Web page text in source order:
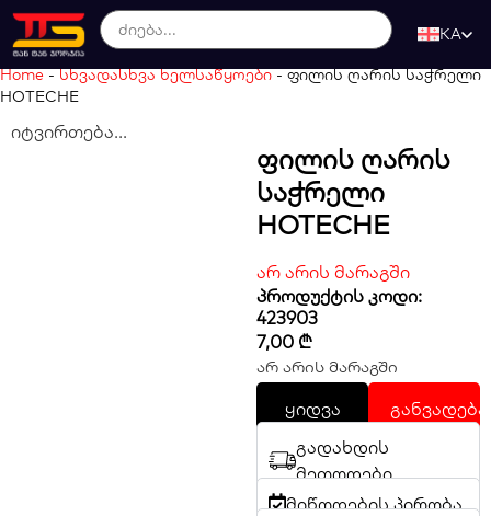
KA
Home-სხვადასხვა ხელსაწყოები-ფილის ღარის საჭრელი
HOTECHE
იტვირთება...
Ფილის Ღარის
Საჭრელი
HOTECHE
არ არის მარაგში
პროდუქტის კოდი:
423903
7,00 ₾
არ არის მარაგში
ყიდვა
განვადება
გადახდის
მეთოდები
მიწოდების პირობა